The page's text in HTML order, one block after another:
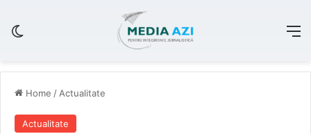
Home / Actualitate
Actualitate